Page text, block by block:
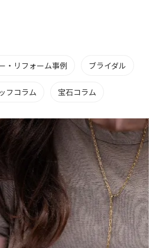
・リフォーム事例 ブライダル
フコラム 宝石コラム